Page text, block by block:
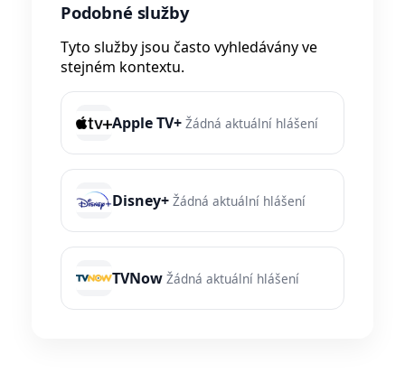
Podobné služby
Tyto služby jsou často vyhledávány ve
stejném kontextu.
Apple TV+ Žádná aktuální hlášení
Disney+ Žádná aktuální hlášení
TVNow Žádná aktuální hlášení